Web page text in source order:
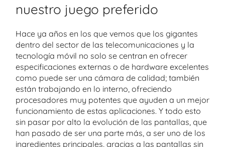
nuestro juego preferido
Hace ya años en los que vemos que los gigantes
dentro del sector de las telecomunicaciones y la
tecnología móvil no solo se centran en ofrecer
especificaciones externas o de hardware excelentes
como puede ser una cámara de calidad; también
están trabajando en lo interno, ofreciendo
procesadores muy potentes que ayuden a un mejor
funcionamiento de estas aplicaciones. Y todo esto
sin pasar por alto la evolución de las pantallas, que
han pasado de ser una parte más, a ser uno de los
ingredientes principales, gracias a las pantallas sin